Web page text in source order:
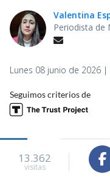
Valentina
Periodista de
Lunes 08 junio de 2026 |
Seguimos criterios de
13.362
visitas